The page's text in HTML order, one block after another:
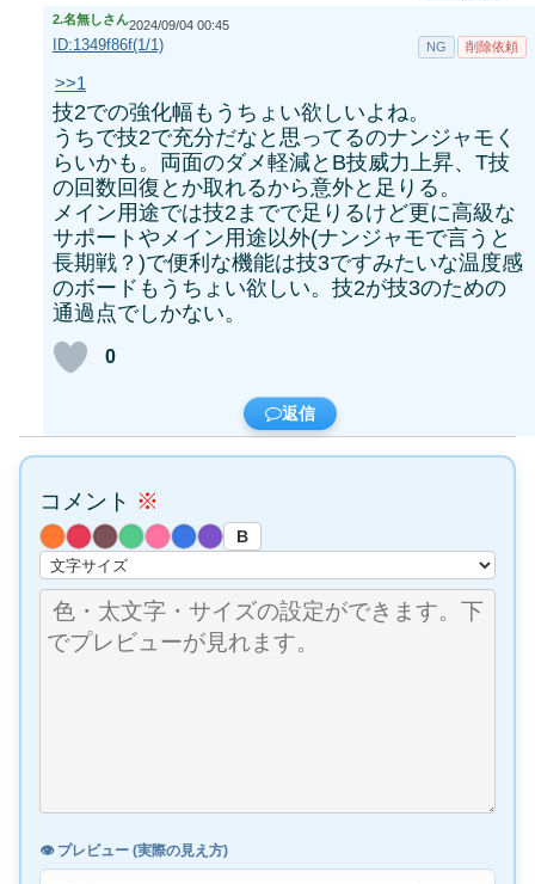
2.名無しさん2024/09/04 00:45
ID:1349f86f(1/1) NG 削除依頼
>>1
技2での強化幅もうちょい欲しいよね。
うちで技2で充分だなと思ってるのナンジャモく
らいかも。両面のダメ軽減とB技威力上昇、T技
の回数回復とか取れるから意外と足りる。
メイン用途では技2までで足りるけど更に高級な
サポートやメイン用途以外(ナンジャモで言うと
長期戦？)で便利な機能は技3ですみたいな温度感
のボードもうちょい欲しい。技2が技3のための
通過点でしかない。
0
返信
コメント ※
B
👁️ プレビュー (実際の見え方)